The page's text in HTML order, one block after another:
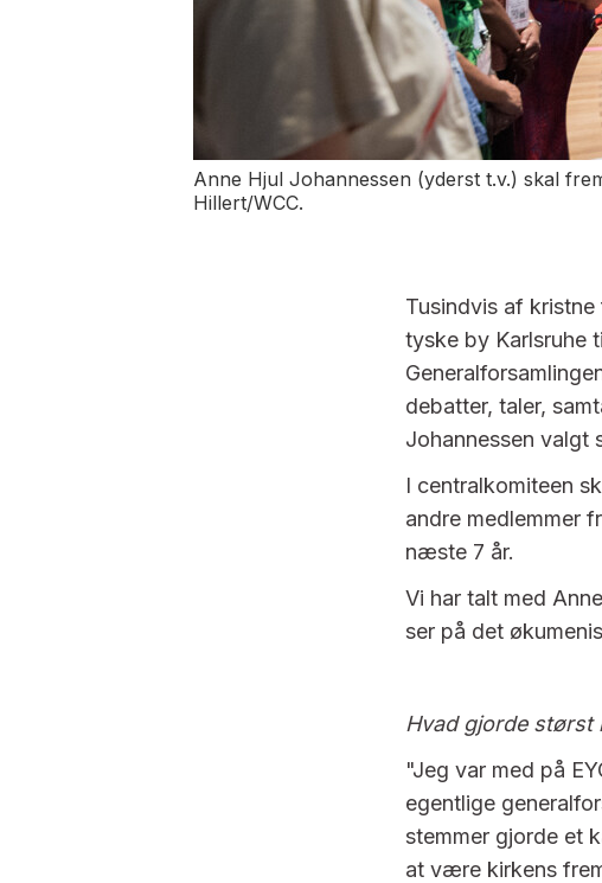
Anne Hjul Johannessen (yderst t.v.) skal
Hillert/WCC.
Tusindvis af
tyske by Karlsruhe
debatter, taler,
Johannessen valgt
I centralkomiteen
andre medlemmer
næste 7 år.
Vi har talt med
ser på det
Hvad gjorde størst
"Jeg var med på
egentlige
stemmer gjorde et
at være kirkens